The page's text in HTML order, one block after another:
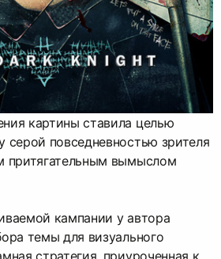
картины ставила целью
серой повседневностью зрителя
притягательным вымыслом
кампании у автора
темы для визуального
стратегия, приуроченная к